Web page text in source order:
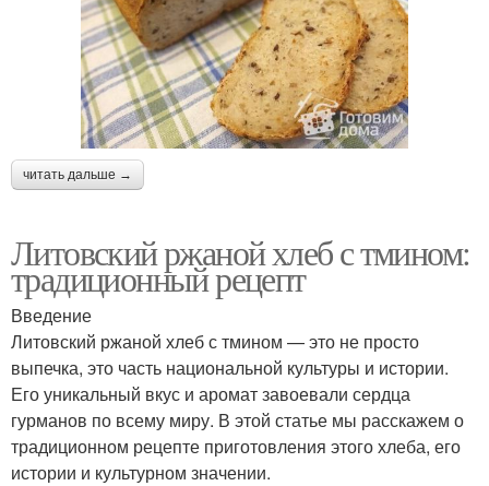
читать дальше →
Литовский ржаной хлеб с тмином:
традиционный рецепт
Введение
Литовский ржаной хлеб с тмином — это не просто
выпечка, это часть национальной культуры и истории.
Его уникальный вкус и аромат завоевали сердца
гурманов по всему миру. В этой статье мы расскажем о
традиционном рецепте приготовления этого хлеба, его
истории и культурном значении.